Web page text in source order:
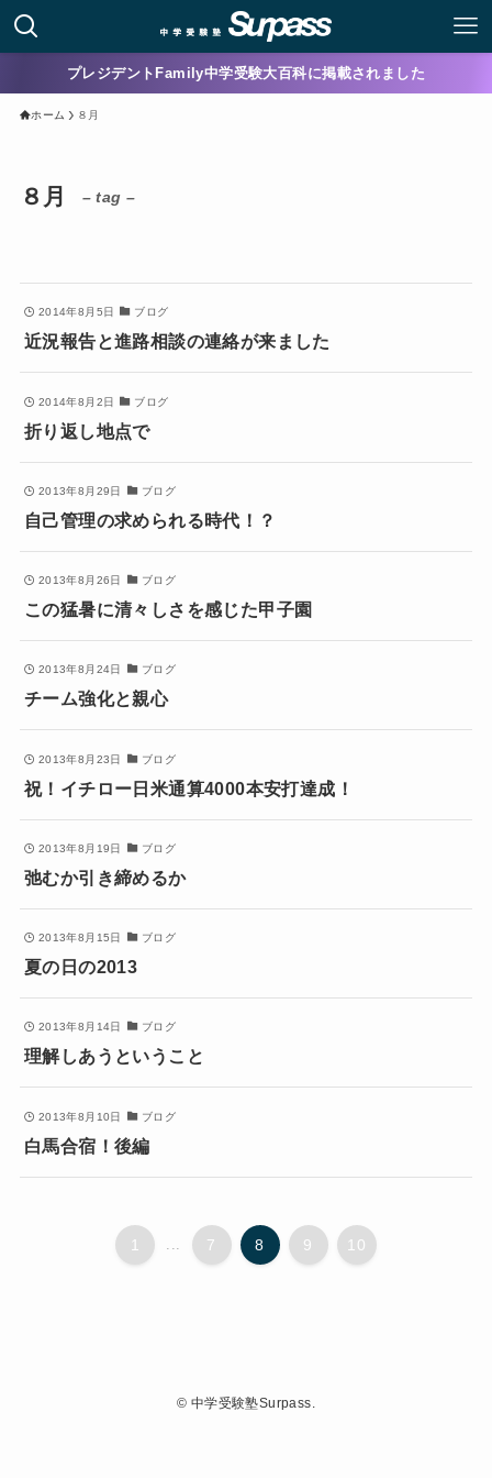
プレジデントFamily中学受験大百科に掲載されました
ホーム ８月
８月 – tag –
2014年8月5日 ブログ
近況報告と進路相談の連絡が来ました
2014年8月2日 ブログ
折り返し地点で
2013年8月29日 ブログ
自己管理の求められる時代！？
2013年8月26日 ブログ
この猛暑に清々しさを感じた甲子園
2013年8月24日 ブログ
チーム強化と親心
2013年8月23日 ブログ
祝！イチロー日米通算4000本安打達成！
2013年8月19日 ブログ
弛むか引き締めるか
2013年8月15日 ブログ
夏の日の2013
2013年8月14日 ブログ
理解しあうということ
2013年8月10日 ブログ
白馬合宿！後編
1 7 8 9 10
© 中学受験塾Surpass.